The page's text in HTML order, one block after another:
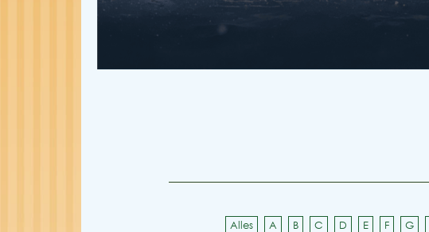
Alles A B C D E F G